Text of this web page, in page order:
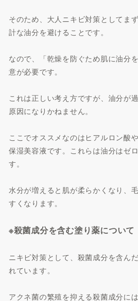
そのため、大人ニキビ対策としてま
計な油分を避けることです。
なので、「乾燥を防ぐため肌に油分
意が必要です。
これは正しい考え方ですが、油分が
原因になりかねません。
ここでオススメなのはヒアルロン酸
保湿美容液です。これらは油分はゼ
す。
水分が増えると肌が柔らかくなり、
すくなります。
※殺菌成分を含む塗り薬について
ニキビ対策として、殺菌成分を含ん
れています。
アクネ菌の繁殖を抑える殺菌成分に